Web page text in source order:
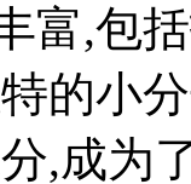
富,包
的小
,成为